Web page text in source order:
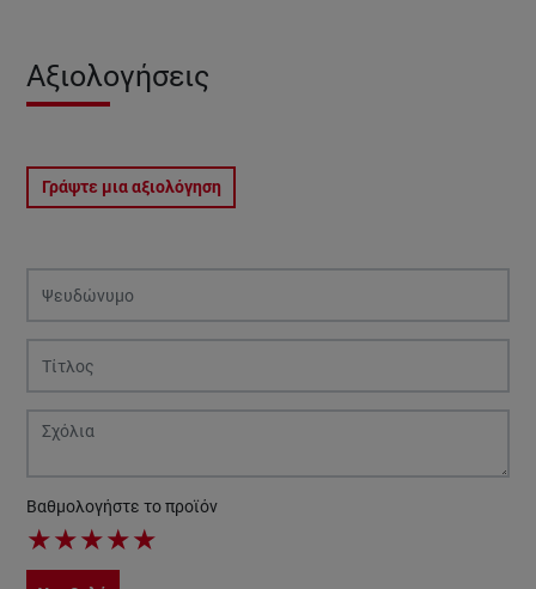
Αξιολογήσεις
Γράψτε μια αξιολόγηση
Βαθμολογήστε το προϊόν
★★★★★